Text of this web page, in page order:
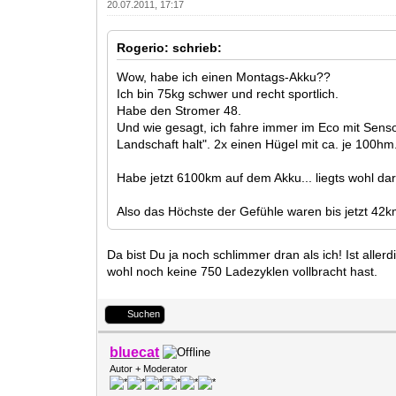
20.07.2011, 17:17
Rogerio: schrieb:
Wow, habe ich einen Montags-Akku??
Ich bin 75kg schwer und recht sportlich.
Habe den Stromer 48.
Und wie gesagt, ich fahre immer im Eco mit
Landschaft halt". 2x einen Hügel mit ca. je
Habe jetzt 6100km auf dem Akku... liegts wohl
Also das Höchste der Gefühle waren bis jetzt
Da bist Du ja noch schlimmer dran als ich! Ist
wohl noch keine 750 Ladezyklen vollbracht hast.
Suchen
bluecat
Autor + Moderator